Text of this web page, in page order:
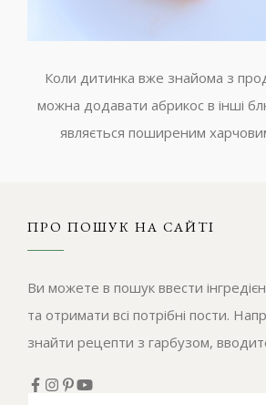
Коли дитинка вже знайома з
можна додавати абрикос в інші
являється поширеним
ПРО ПОШУК НА САЙТІ
Ви можете в пошук ввести
та отримати всі потрібні пости.
знайти рецепти з гарбузом,